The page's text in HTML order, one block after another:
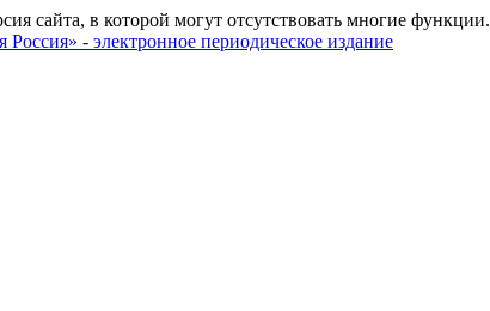
сайта, в которой могут отсутствовать многие функции.